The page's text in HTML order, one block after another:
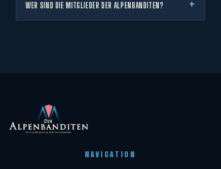
WER SIND DIE MITGLIEDER DER ALPENBANDITEN?
NAVIGATION